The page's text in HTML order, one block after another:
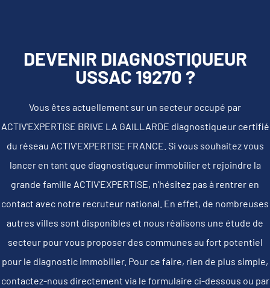
DEVENIR DIAGNOSTIQUEUR
USSAC 19270 ?
Vous êtes actuellement sur un secteur occupé par
ACTIV'EXPERTISE BRIVE LA GAILLARDE diagnostiqueur certifié
du réseau ACTIV'EXPERTISE FRANCE. Si vous souhaitez vous
lancer en tant que diagnostiqueur immobilier et rejoindre la
grande famille ACTIV'EXPERTISE, n'hésitez pas à rentrer en
contact avec notre recruteur national. En effet, de nombreuses
autres villes sont disponibles et nous réalisons une étude de
secteur pour vous proposer des communes au fort potentiel
pour le diagnostic immobilier. Pour ce faire, rien de plus simple,
contactez-nous directement via le formulaire ci-dessous ou par